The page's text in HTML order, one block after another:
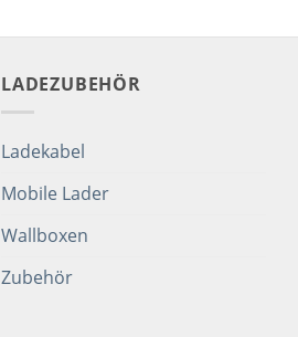
LADEZUBEHÖR
Ladekabel
Mobile Lader
Wallboxen
Zubehör